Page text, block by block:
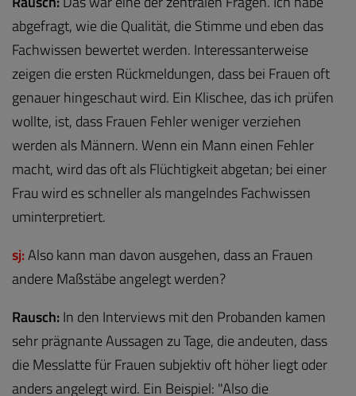
abgefragt, wie die Qualität, die Stimme und eben das
Fachwissen bewertet werden. Interessanterweise
zeigen die ersten Rückmeldungen, dass bei Frauen oft
genauer hingeschaut wird. Ein Klischee, das ich prüfen
wollte, ist, dass Frauen Fehler weniger verziehen
werden als Männern. Wenn ein Mann einen Fehler
macht, wird das oft als Flüchtigkeit abgetan; bei einer
Frau wird es schneller als mangelndes Fachwissen
uminterpretiert.
sj:Also kann man davon ausgehen, dass an Frauen
andere Maßstäbe angelegt werden?
Rausch:In den Interviews mit den Probanden kamen
sehr prägnante Aussagen zu Tage, die andeuten, dass
die Messlatte für Frauen subjektiv oft höher liegt oder
anders angelegt wird. Ein Beispiel: "Also die